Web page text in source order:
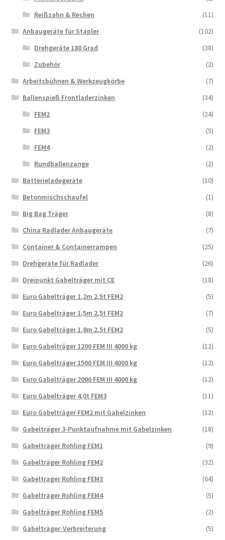
Reißzahn & Rechen
(11)
Anbaugeräte für Stapler
(102)
Drehgeräte 180 Grad
(38)
Zubehör
(2)
Arbeitsbühnen & Werkzeugkörbe
(7)
Ballenspieß Frontladerzinken
(34)
FEM2
(24)
FEM3
(5)
FEM4
(2)
Rundballenzange
(2)
Batterieladegeräte
(10)
Betonmischschaufel
(1)
Big Bag Träger
(8)
China Radlader Anbaugeräte
(7)
Container & Containerrampen
(25)
Drehgeräte für Radlader
(26)
Dreipunkt Gabelträger mit CE
(18)
Euro Gabelträger 1,2m 2,5t FEM2
(5)
Euro Gabelträger 1,5m 2,5t FEM2
(7)
Euro Gabelträger 1,8m 2,5t FEM2
(5)
Euro Gabelträger 1200 FEM III 4000 kg
(12)
Euro Gabelträger 1500 FEM III 4000 kg
(12)
Euro Gabelträger 2000 FEM III 4000 kg
(12)
Euro Gabelträger 4,0t FEM3
(11)
Euro Gabelträger FEM2 mit Gabelzinken
(12)
Gabelträger 3-Punktaufnahme mit Gabelzinken
(18)
Gabelträger Rohling FEM1
(9)
Gabelträger Rohling FEM2
(32)
Gabeltrager Rohling FEM3
(64)
Gabelträger Rohling FEM4
(5)
Gabelträger Rohling FEM5
(2)
Gabelträger-Verbreiterung
(5)